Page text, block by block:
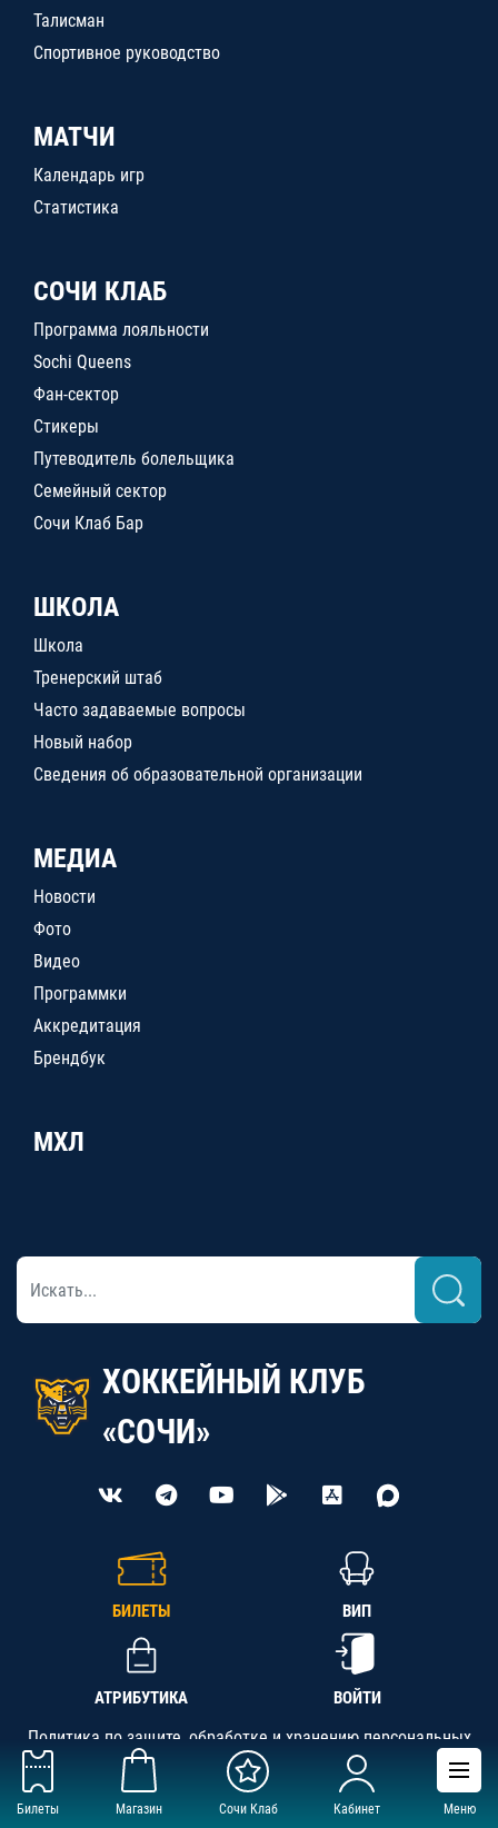
Билеты Магазин Сочи Клаб Кабинет Меню
Талисман
Спортивное руководство
МАТЧИ
Календарь игр
Статистика
СОЧИ КЛАБ
Программа лояльности
Sochi Queens
Фан-сектор
Стикеры
Путеводитель болельщика
Семейный сектор
Сочи Клаб Бар
ШКОЛА
Школа
Тренерский штаб
Часто задаваемые вопросы
Новый набор
Сведения об образовательной организации
МЕДИА
Новости
Фото
Видео
Программки
Аккредитация
Брендбук
МХЛ
ХОККЕЙНЫЙ КЛУБ
«СОЧИ»
БИЛЕТЫ ВИП
АТРИБУТИКА ВОЙТИ
Политика по защите, обработке и хранению персональных
данных
АНО «СК «Кубань-Регион», ОГРН 1142300002349,